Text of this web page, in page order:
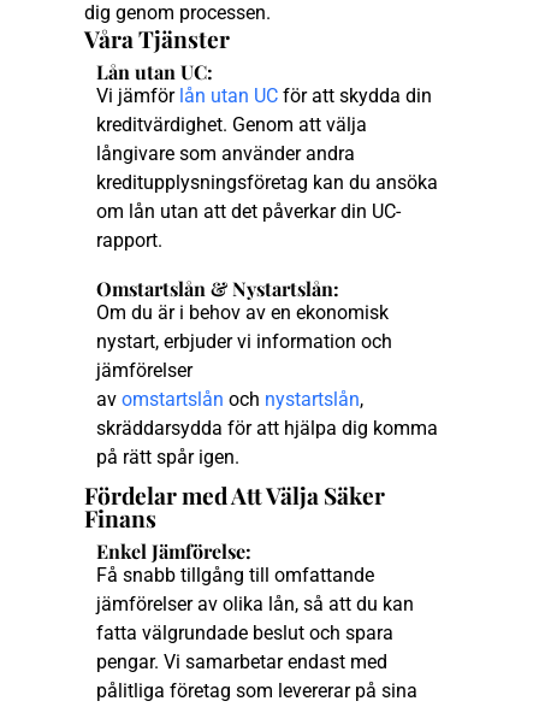
dig genom processen.
Våra Tjänster
Lån utan UC:
Vi jämförlån utan UC för att skydda din
kreditvärdighet. Genom att välja
långivare som använder andra
kreditupplysningsföretag kan du ansöka
om lån utan att det påverkar din UC-
rapport.
Omstartslån & Nystartslån:
Om du är i behov av en ekonomisk
nystart, erbjuder vi information och
jämförelser
av omstartslån och nystartslån,
skräddarsydda för att hjälpa dig komma
på rätt spår igen.
Fördelar med Att Välja Säker
Finans
Enkel Jämförelse:
Få snabb tillgång till omfattande
jämförelser av olika lån, så att du kan
fatta välgrundade beslut och spara
pengar. Vi samarbetar endast med
pålitliga företag som levererar på sina